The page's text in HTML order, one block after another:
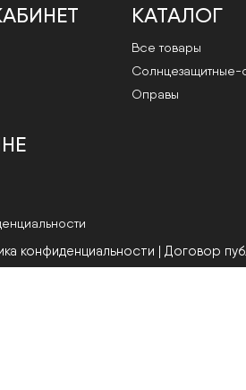
КАТАЛОГ
Все товары
Cолнцезащитные-
Оправы
конфиденциальности | Договор